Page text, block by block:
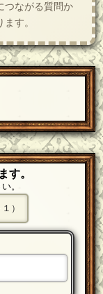
つながる質問か
す。
す。
。
）